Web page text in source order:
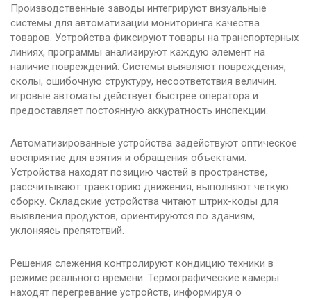
Производственные заводы интегрируют визуальные
системы для автоматизации мониторинга качества
товаров. Устройства фиксируют товары на транспортерных
линиях, программы анализируют каждую элемент на
наличие повреждений. Системы выявляют повреждения,
сколы, ошибочную структуру, несоответствия величин.
игровые автоматы действует быстрее оператора и
предоставляет постоянную аккуратность инспекции.
Автоматизированные устройства задействуют оптическое
восприятие для взятия и обращения объектами.
Устройства находят позицию частей в пространстве,
рассчитывают траекторию движения, выполняют четкую
сборку. Складские устройства читают штрих-коды для
выявления продуктов, ориентируются по зданиям,
уклоняясь препятствий.
Решения слежения контролируют кондицию техники в
режиме реального времени. Термографические камеры
находят перегревание устройств, информируя о